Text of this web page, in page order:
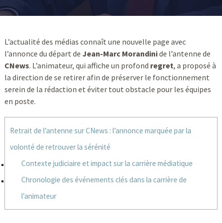
L’actualité des médias connaît une nouvelle page avec
l’annonce du départ de Jean-Marc Morandinide l’antenne de
CNews. L’animateur, qui affiche un profond regret, a proposé à
la direction de se retirer afin de préserver le fonctionnement
serein de la rédaction et éviter tout obstacle pour les équipes
en poste.
Retrait de l’antenne sur CNews : l’annonce marquée par la
volonté de retrouver la sérénité
Contexte judiciaire et impact sur la carrière médiatique
Chronologie des événements clés dans la carrière de
l’animateur